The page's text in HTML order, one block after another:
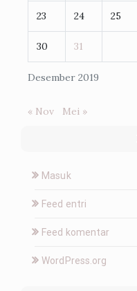
Desember 2019
23 24 25
30 31
« Nov Mei »
Masuk
Feed entri
Feed komentar
WordPress.org